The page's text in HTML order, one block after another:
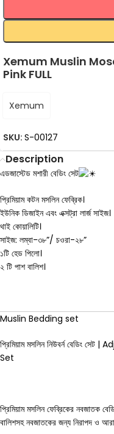
Xemum Muslin
Pink FULL
Xemum
SKU: S-00127
Description
এডজাস্টেড মশারী বেডিং সেট
প্রিমিয়াম কটন মসলিন ফেব্রিক।
ইউনিক ডিজাইন এবং এক্সট্রা লার্জ সাইজ।
থাই কোয়ালিটি।
সাইজ: লম্বা-৩৮”/ চওরা-২৮”
১টি হেড পিলো।
২ টি পাশ বালিশ।
Muslin Bedding set
প্রিমিয়াম মসলিন নিউবর্ন
Set
প্রিমিয়াম মসলিন ফেব্রিকের নবজাতক
বালিশসহ নবজাতকের জন্য নিরাপদ ও